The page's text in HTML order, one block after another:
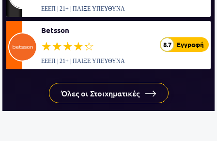
ΕΕΕΠ | 21+ | ΠΑΙΞΕ ΥΠΕΥΘΥΝΑ
Betsson
☆☆☆☆☆
★★★★★ 8.7 Εγγραφή
ΕΕΕΠ | 21+ | ΠΑΙΞΕ ΥΠΕΥΘΥΝΑ
Όλες οι Στοιχηματικές